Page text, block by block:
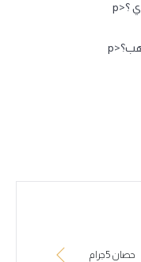
ما هي علاقة الذهب بالتضخم الاقتصادي ؟<p
ما هو الوقت المناسب لشراء وبيع الذهب؟<p
حصان 5جرام